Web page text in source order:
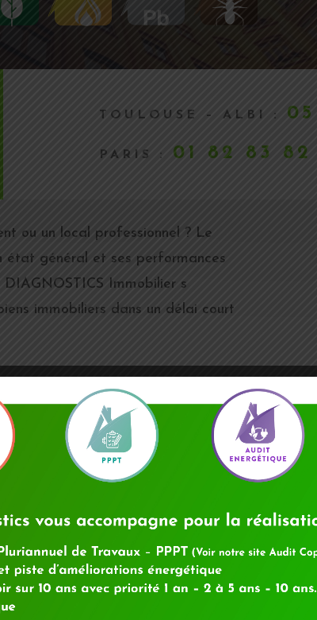
TOULOUSE – ALBI :
PARIS : 01 82 83 82
ou un local professionnel ? Le
état général et ses performances
Immobilier s
immobiliers dans un délai court
DIAGNOSTICS LIÉS À LA
LOCATION
location, pensez à faire les diagnostics